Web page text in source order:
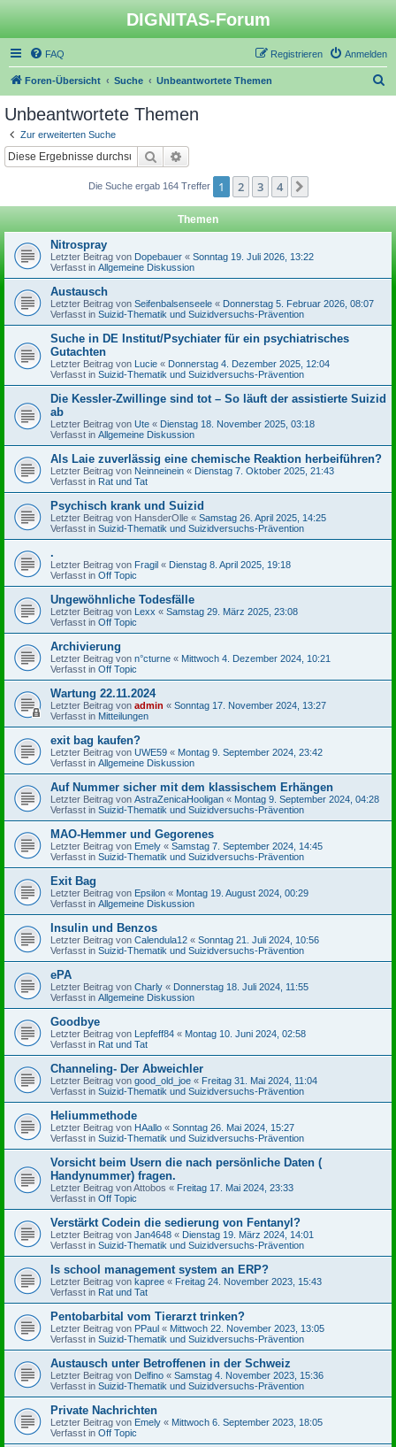
DIGNITAS-Forum
FAQ Anmelden
Registrieren
Foren-Übersicht Suche Unbeantwortete Themen
Unbeantwortete Themen
Zur erweiterten Suche
Suche
Die Suche ergab 164 Treffer 1 2 3 4
Themen
Nitrospray
Letzter Beitrag von Dopebauer « Sonntag 19. Juli 2026, 13:22
Verfasst in Allgemeine Diskussion
Austausch
Letzter Beitrag von Seifenbalsenseele « Donnerstag 5. Februar 2026, 08:07
Verfasst in Suizid-Thematik und Suizidversuchs-Prävention
Suche in DE Institut/Psychiater für ein psychiatrisches
Gutachten
Letzter Beitrag von Lucie « Donnerstag 4. Dezember 2025, 12:04
Verfasst in Suizid-Thematik und Suizidversuchs-Prävention
Die Kessler-Zwillinge sind tot – So läuft der assistierte Suizid
ab
Letzter Beitrag von Ute « Dienstag 18. November 2025, 03:18
Verfasst in Allgemeine Diskussion
Als Laie zuverlässig eine chemische Reaktion herbeiführen?
Letzter Beitrag von Neinneinein « Dienstag 7. Oktober 2025, 21:43
Verfasst in Rat und Tat
Psychisch krank und Suizid
Letzter Beitrag von HansderOlle « Samstag 26. April 2025, 14:25
Verfasst in Suizid-Thematik und Suizidversuchs-Prävention
.
Letzter Beitrag von Fragil « Dienstag 8. April 2025, 19:18
Verfasst in Off Topic
Ungewöhnliche Todesfälle
Letzter Beitrag von Lexx « Samstag 29. März 2025, 23:08
Verfasst in Off Topic
Archivierung
Letzter Beitrag von n°cturne « Mittwoch 4. Dezember 2024, 10:21
Verfasst in Off Topic
Wartung 22.11.2024
Letzter Beitrag von admin « Sonntag 17. November 2024, 13:27
Verfasst in Mitteilungen
exit bag kaufen?
Letzter Beitrag von UWE59 « Montag 9. September 2024, 23:42
Verfasst in Allgemeine Diskussion
Auf Nummer sicher mit dem klassischem Erhängen
Letzter Beitrag von AstraZenicaHooligan « Montag 9. September 2024, 04:28
Verfasst in Suizid-Thematik und Suizidversuchs-Prävention
MAO-Hemmer und Gegorenes
Letzter Beitrag von Emely « Samstag 7. September 2024, 14:45
Verfasst in Suizid-Thematik und Suizidversuchs-Prävention
Exit Bag
Letzter Beitrag von Epsilon « Montag 19. August 2024, 00:29
Verfasst in Allgemeine Diskussion
Insulin und Benzos
Letzter Beitrag von Calendula12 « Sonntag 21. Juli 2024, 10:56
Verfasst in Suizid-Thematik und Suizidversuchs-Prävention
ePA
Letzter Beitrag von Charly « Donnerstag 18. Juli 2024, 11:55
Verfasst in Allgemeine Diskussion
Goodbye
Letzter Beitrag von Lepfeff84 « Montag 10. Juni 2024, 02:58
Verfasst in Rat und Tat
Channeling- Der Abweichler
Letzter Beitrag von good_old_joe « Freitag 31. Mai 2024, 11:04
Verfasst in Suizid-Thematik und Suizidversuchs-Prävention
Heliummethode
Letzter Beitrag von HAallo « Sonntag 26. Mai 2024, 15:27
Verfasst in Suizid-Thematik und Suizidversuchs-Prävention
Vorsicht beim Usern die nach persönliche Daten (
Handynummer) fragen.
Letzter Beitrag vonAttobos « Freitag 17. Mai 2024, 23:33
Verfasst in Off Topic
Verstärkt Codein die sedierung von Fentanyl?
Letzter Beitrag von Jan4648 « Dienstag 19. März 2024, 14:01
Verfasst in Suizid-Thematik und Suizidversuchs-Prävention
Is school management system an ERP?
Letzter Beitrag von kapree « Freitag 24. November 2023, 15:43
Verfasst in Rat und Tat
Pentobarbital vom Tierarzt trinken?
Letzter Beitrag von PPaul « Mittwoch 22. November 2023, 13:05
Verfasst in Suizid-Thematik und Suizidversuchs-Prävention
Austausch unter Betroffenen in der Schweiz
Letzter Beitrag von Delfino « Samstag 4. November 2023, 15:36
Verfasst in Suizid-Thematik und Suizidversuchs-Prävention
Private Nachrichten
Letzter Beitrag von Emely « Mittwoch 6. September 2023, 18:05
Verfasst in Off Topic